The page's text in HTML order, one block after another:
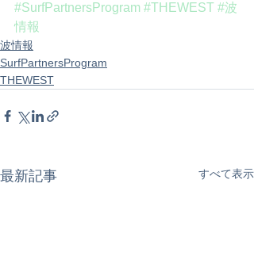
#SurfPartnersProgram #THEWEST #波
情報
波情報
SurfPartnersProgram
THEWEST
最新記事 すべて表示